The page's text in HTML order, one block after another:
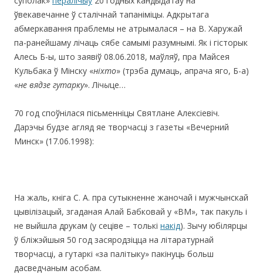
ўвекавечанне ў сталічнай тапаніміцы. Адкрытага
абмеркавання праблемы не атрымалася – на В. Харужай
па-ранейшаму лічаць сябе самымі разумнымі. Як і гісторык
Алесь Б-ы, што заявіў 08.06.2018, маўляў, пра Майсея
Кульбака ў Мінску «ніхто» (трэба думаць, апрача яго, Б-а)
«не вядзе гутарку». Лічыце…
70 год споўнілася пісьменніцы Святлане Алексіевіч.
Дарэчы будзе агляд яе творчасці з газеты «Вечерний
Минск» (17.06.1998):
На жаль, кніга С. А. пра сутыкненне жаночай і мужчынскай
цывілізацый, згаданая Алай Бабковай у «ВМ», так пакуль і
не выйшла друкам (у сеціве – толькі накід). Зычу юбілярцы
ў бліжэйшыя 50 год засяродзіцца на літаратурнай
творчасці, а гутаркі «за палітыку» пакінуць больш
дасведчаным асобам.